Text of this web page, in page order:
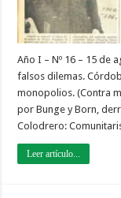
Año I – Nº 16 – 15 de
falsos dilemas.
monopolios. (Contra
por Bunge y Born,
Colodrero:
Leer artículo...